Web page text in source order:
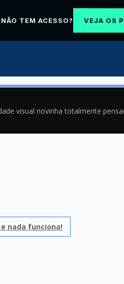
TEM ACESSO? VEJA OS
visual novinha totalmente
nada funciona!